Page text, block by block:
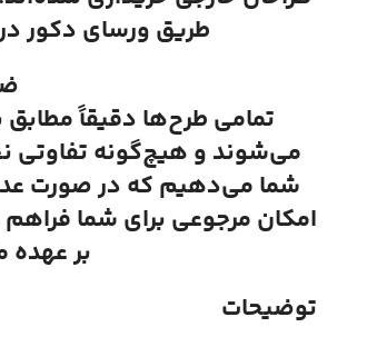
طریق ورسای دکور
تمامی طرح‌ها دقیقاً مطابق
می‌شوند و هیچ‌گونه تفاوتی
شما می‌دهیم که در صورت
امکان مرجوعی برای شما
بر عهده
توضیحات